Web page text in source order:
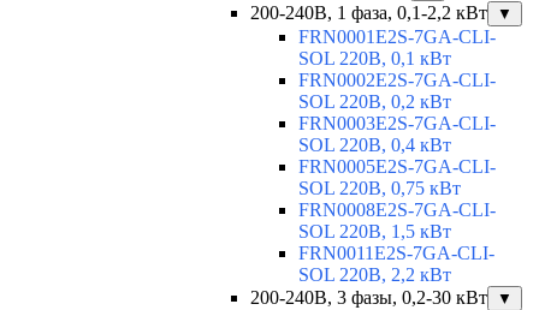
200-240В, 1 фаза, 0,1-2,2 кВт ▼
FRN0001E2S-7GA-CLI-
SOL 220В, 0,1 кВт
FRN0002E2S-7GA-CLI-
SOL 220В, 0,2 кВт
FRN0003E2S-7GA-CLI-
SOL 220В, 0,4 кВт
FRN0005E2S-7GA-CLI-
SOL 220В, 0,75 кВт
FRN0008E2S-7GA-CLI-
SOL 220В, 1,5 кВт
FRN0011E2S-7GA-CLI-
SOL 220В, 2,2 кВт
200-240В, 3 фазы, 0,2-30 кВт
▼